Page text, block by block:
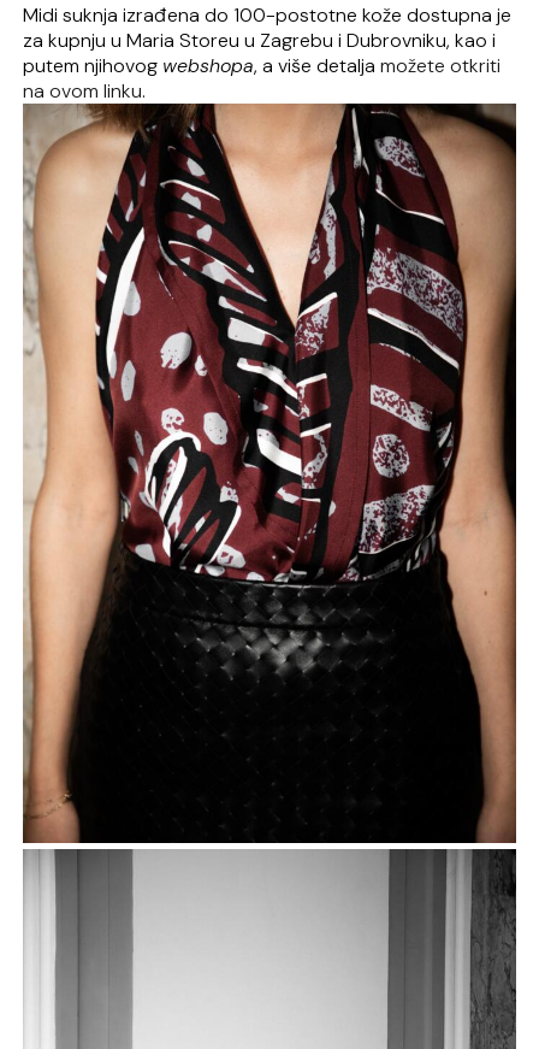
Midi suknja izrađena do 100-postotne kože dostupna je
za kupnju u Maria Storeu u Zagrebu i Dubrovniku, kao i
putem njihovog webshopa, a više detaljamožete otkriti
na ovom linku.